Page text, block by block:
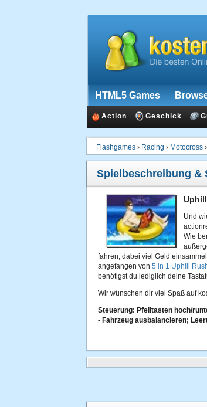
HTML5 Games
Action Geschick
Flashgames › Racing › Motocross ›
Spielbeschreibung &
Und
Wie
fahren, dabei viel Geld
angefangen von 5 in 1 Uphill
benötigst du lediglich deine
Wir wünschen dir viel Spaß auf
Steuerung: Pfeiltasten hoch/
- Fahrzeug ausbalancieren;